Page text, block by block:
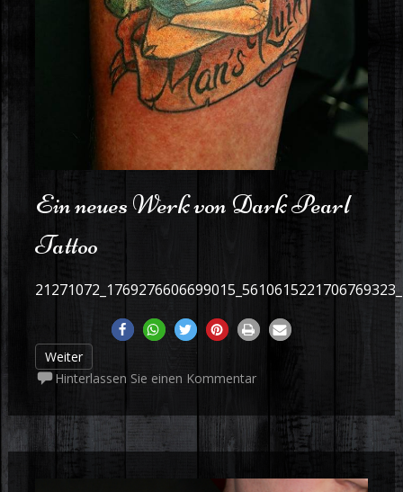
Ein neues Werk von Dark Pearl
Tattoo
Weiter
Hinterlassen Sie einen Kommentar